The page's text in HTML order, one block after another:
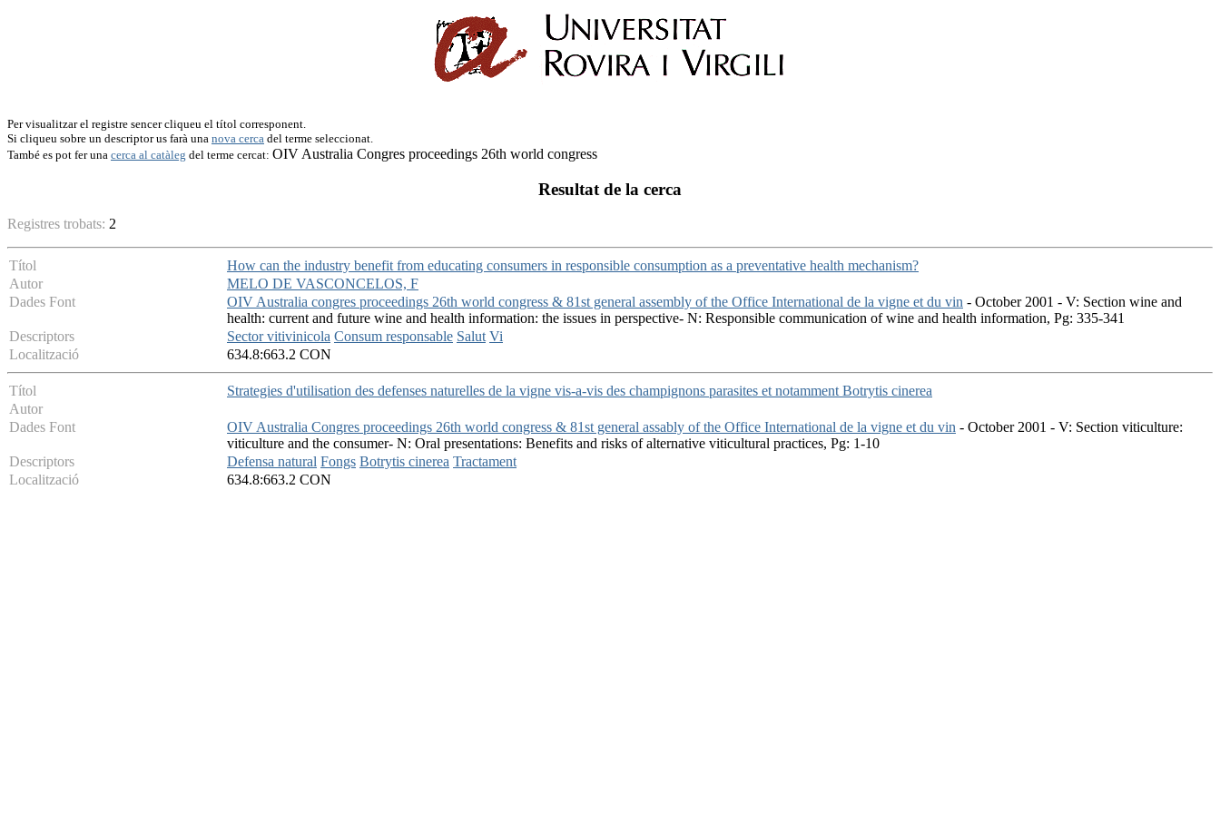
Per visualitzar el registre sencer cliqueu el títol corresponent.
Si cliqueu sobre un descriptor us farà una nova cerca del terme seleccionat.
També es pot fer una cerca al catàleg del terme cercat: OIV Australia Congres proceedings 26th world congress
Resultat de la cerca
Registres trobats: 2
Títol
How can the industry benefit from educating consumers in responsible consumption as a preventative health mechanism?
Autor
MELO DE VASCONCELOS, F
Dades Font
OIV Australia congres proceedings 26th world congress & 81st general assembly of the Office International de la vigne et du vin - October 2001 - V: Section wine and
health: current and future wine and health information: the issues in perspective- N: Responsible communication of wine and health information, Pg: 335-341
Descriptors
Sector vitivinicola Consum responsable Salut Vi
Localització
634.8:663.2 CON
Títol
Strategies d'utilisation des defenses naturelles de la vigne vis-a-vis des champignons parasites et notamment Botrytis cinerea
Autor
Dades Font
OIV Australia Congres proceedings 26th world congress & 81st general assably of the Office International de la vigne et du vin - October 2001 - V: Section viticulture:
viticulture and the consumer- N: Oral presentations: Benefits and risks of alternative viticultural practices, Pg: 1-10
Descriptors
Defensa natural Fongs Botrytis cinerea Tractament
Localització
634.8:663.2 CON